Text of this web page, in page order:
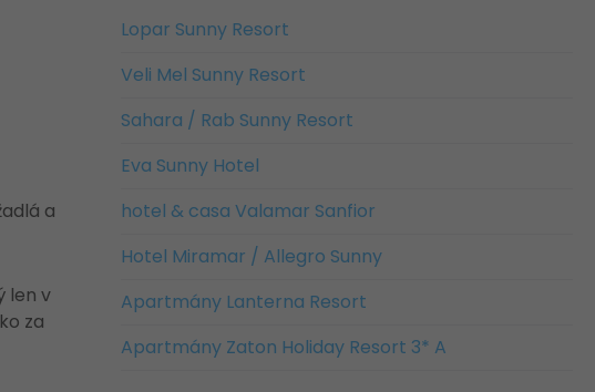
a
len v
za
Lopar Sunny Resort
Veli Mel Sunny Resort
Sahara / Rab Sunny Resort
Eva Sunny Hotel
hotel & casa Valamar Sanfior
Hotel Miramar / Allegro Sunny
Apartmány Lanterna Resort
Apartmány Zaton Holiday Resort 3* A